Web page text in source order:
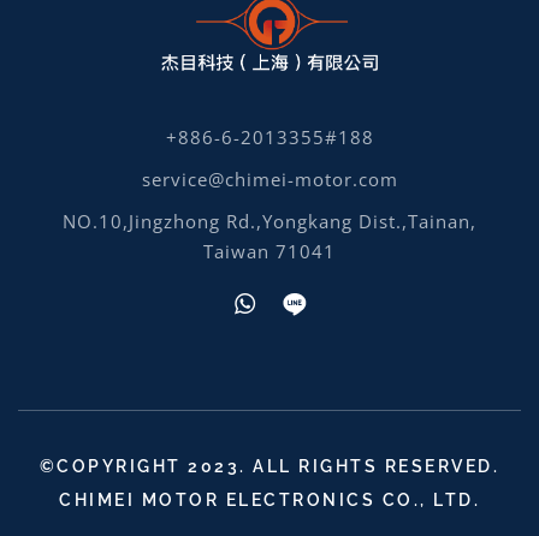
+886-6-2013355#188
service@chimei-motor.com
NO.10,Jingzhong Rd.,Yongkang Dist.,Tainan,
Taiwan 71041
©COPYRIGHT 2023. ALL RIGHTS RESERVED.
CHIMEI MOTOR ELECTRONICS CO., LTD.